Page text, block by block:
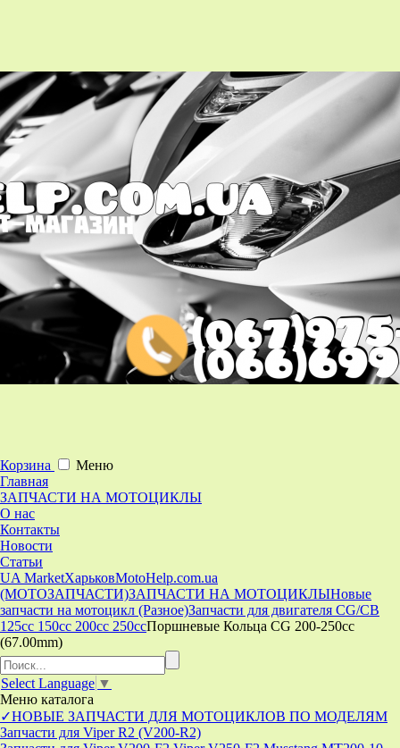
Корзина
Меню
Главная
ЗАПЧАСТИ НА МОТОЦИКЛЫ
О нас
Контакты
Новости
Статьи
UA MarketХарьковMotoHelp.com.ua
(МОТОЗАПЧАСТИ)ЗАПЧАСТИ НА МОТОЦИКЛЫНовые
запчасти на мотоцикл (Разное)Запчасти для двигателя CG/CB
125cc 150cc 200cc 250ccПоршневые Кольца CG 200-250cc
(67.00mm)
Select Language ▼
Меню каталога
✓НОВЫЕ ЗАПЧАСТИ ДЛЯ МОТОЦИКЛОВ ПО МОДЕЛЯМ
Запчасти для Viper R2 (V200-R2)